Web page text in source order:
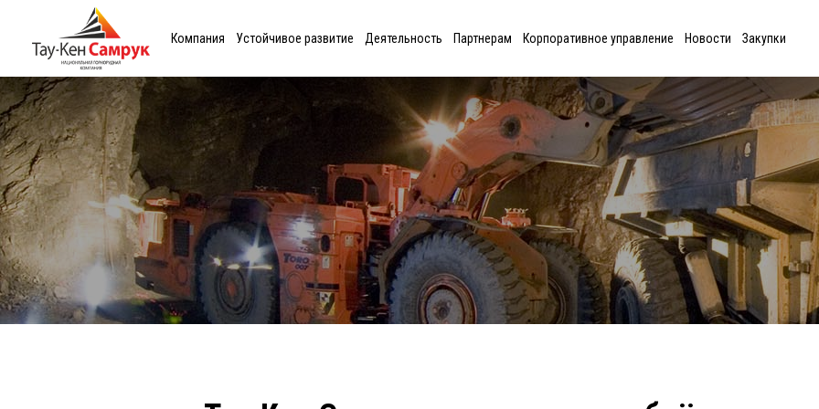
Компания Устойчивое развитие Деятельность Партнерам Корпоративное управление Новости Закупки